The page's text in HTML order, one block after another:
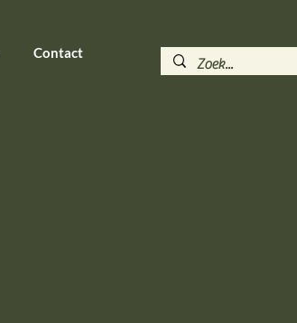
Contact